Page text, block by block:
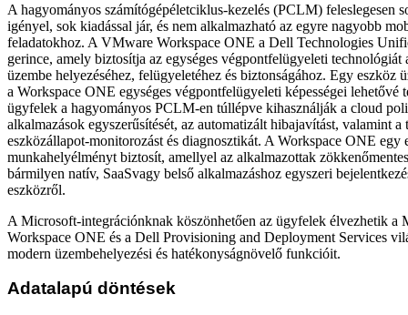
A hagyományos számítógépéletciklus-kezelés (PCLM) feleslegesen
igényel, sok kiadással jár, és nem alkalmazható az egyre nagyobb
feladatokhoz. A VMware Workspace ONE a Dell Technologies
gerince, amely biztosítja az egységes végpontfelügyeleti technológiát
üzembe helyezéséhez, felügyeletéhez és biztonságához. Egy eszköz
a Workspace ONE egységes végpontfelügyeleti képességei lehetővé
ügyfelek a hagyományos PCLM-en túllépve kihasználják a cloud
alkalmazások egyszerűsítését, az automatizált hibajavítást, valamint a
eszközállapot-monitorozást és diagnosztikát. A Workspace ONE egy
munkahelyélményt biztosít, amellyel az alkalmazottak
bármilyen natív, SaaSvagy belső alkalmazáshoz egyszeri
eszközről.
A Microsoft-integrációnknak köszönhetően az ügyfelek élvezhetik a
Workspace ONE és a Dell Provisioning and Deployment Services
modern üzembehelyezési és hatékonyságnövelő funkcióit.
Adatalapú döntések